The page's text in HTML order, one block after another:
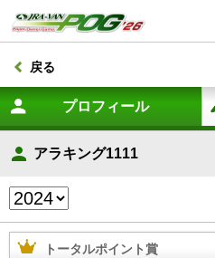
戻る
アラキング1111
トータルポイント賞